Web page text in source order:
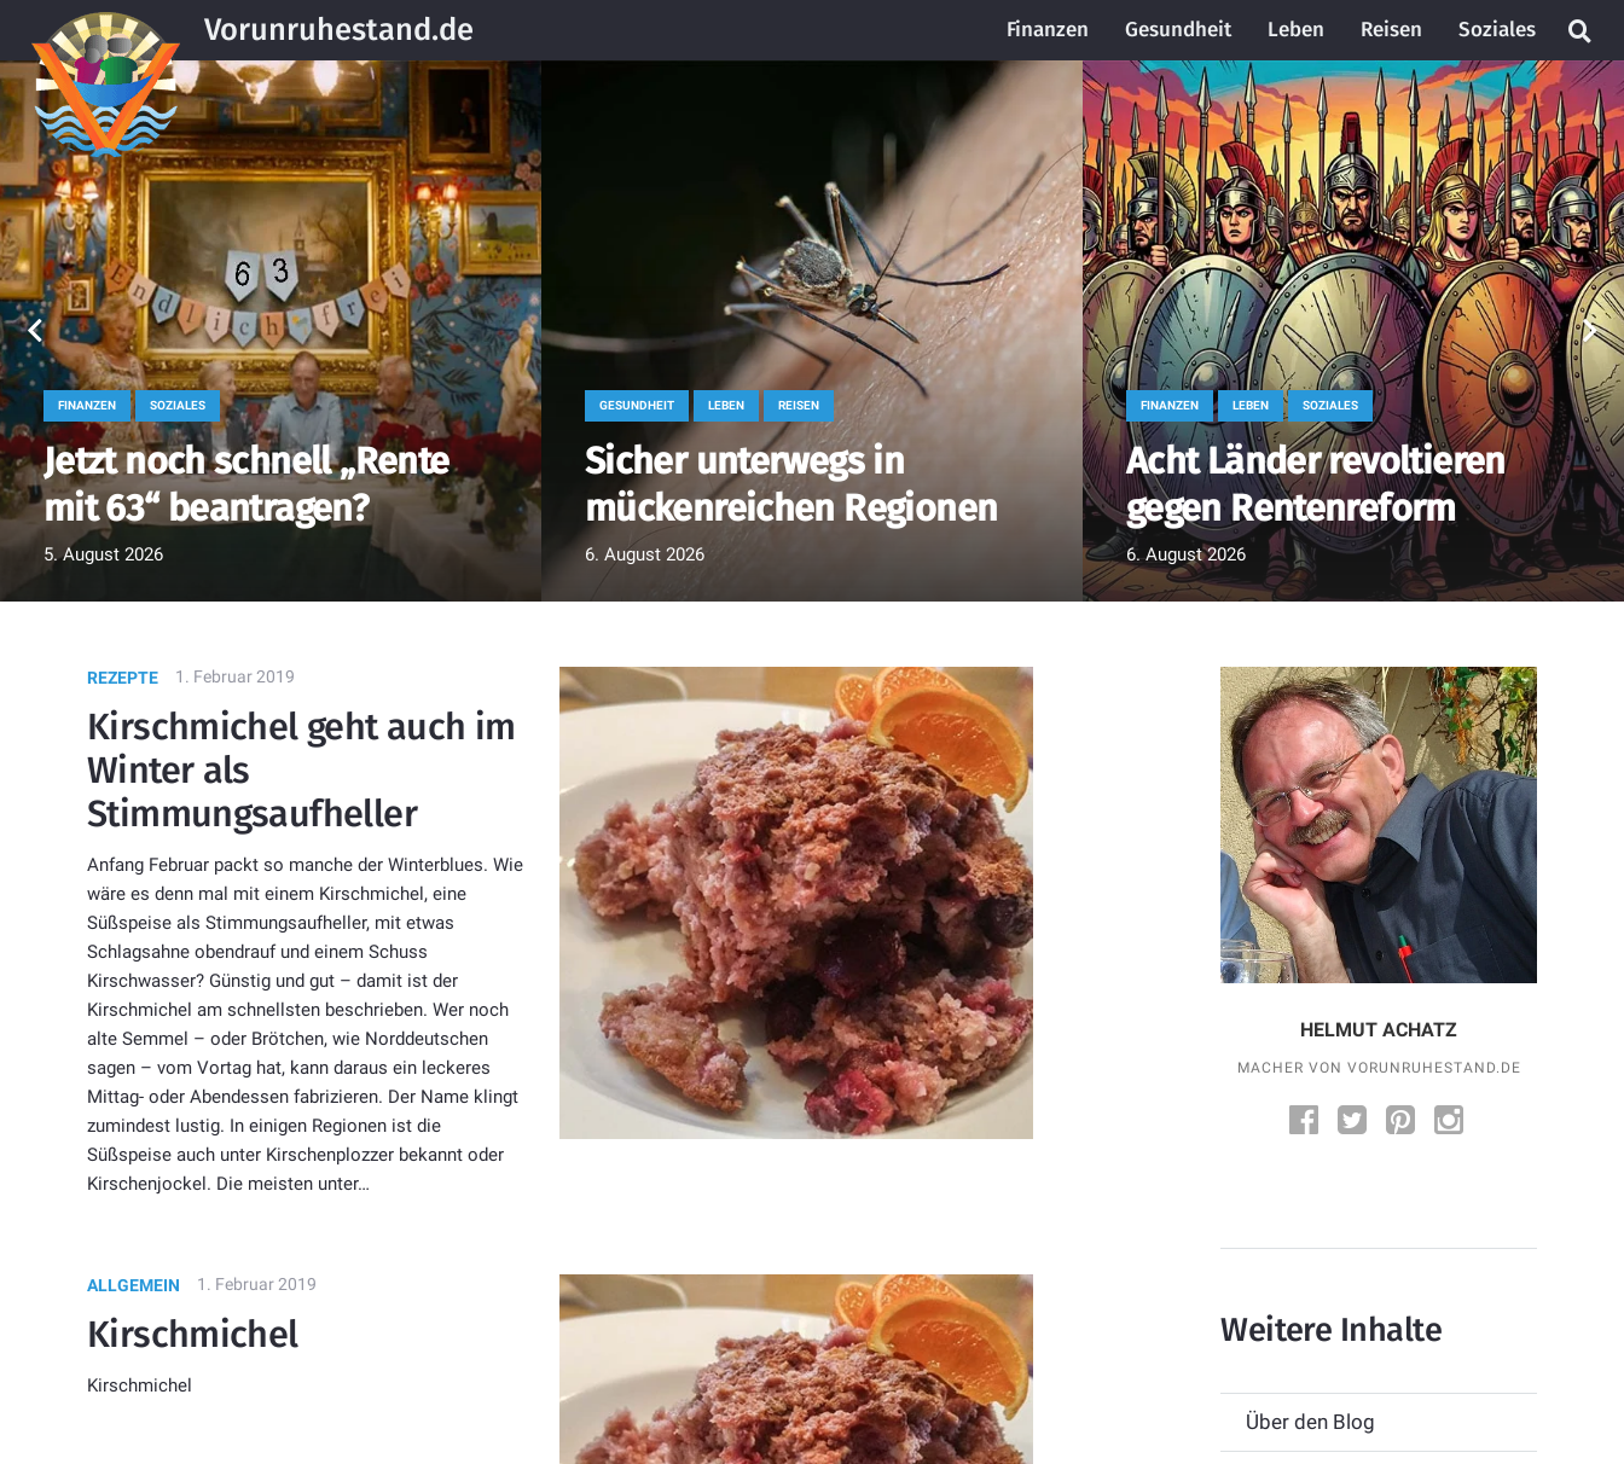
Vorunruhestand.de Finanzen Gesundheit Leben Reisen Soziales
FINANZEN SOZIALES
Jetzt noch schnell „Rente
mit 63“ beantragen?
5. August 2026
GESUNDHEIT LEBEN REISEN
Sicher unterwegs in
mückenreichen Regionen
6. August 2026
FINANZEN LEBEN SOZIALES
Acht Länder revoltieren
gegen Rentenreform
6. August 2026
REZEPTE 1. Februar 2019
Kirschmichel geht auch im
Winter als
Stimmungsaufheller
Anfang Februar packt so manche der Winterblues. Wie
wäre es denn mal mit einem Kirschmichel, eine
Süßspeise als Stimmungsaufheller, mit etwas
Schlagsahne obendrauf und einem Schuss
Kirschwasser? Günstig und gut – damit ist der
Kirschmichel am schnellsten beschrieben. Wer noch
alte Semmel – oder Brötchen, wie Norddeutschen
sagen – vom Vortag hat, kann daraus ein leckeres
Mittag- oder Abendessen fabrizieren. Der Name klingt
zumindest lustig. In einigen Regionen ist die
Süßspeise auch unter Kirschenplozzer bekannt oder
Kirschenjockel. Die meisten unter…
ALLGEMEIN 1. Februar 2019
Kirschmichel
Kirschmichel
HELMUT ACHATZ
MACHER VON VORUNRUHESTAND.DE
Weitere Inhalte
Über den Blog